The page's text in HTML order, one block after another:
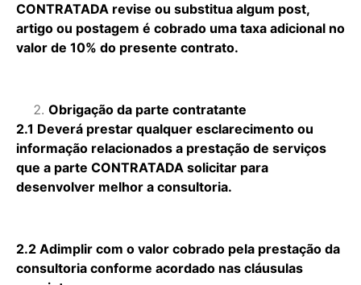
CONTRATADA revise ou substitua algum post,
artigo ou postagem é cobrado uma taxa adicional no
valor de 10% do presente contrato.
Obrigação da parte contratante
2.1 Deverá prestar qualquer esclarecimento ou
informação relacionados a prestação de serviços
que a parte CONTRATADA solicitar para
desenvolver melhor a consultoria.
2.2 Adimplir com o valor cobrado pela prestação da
consultoria conforme acordado nas cláusulas